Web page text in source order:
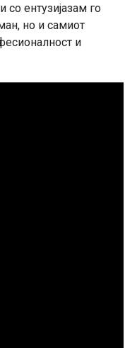
ентузијазам го
но и самиот
и